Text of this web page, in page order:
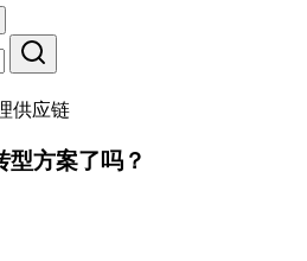
供应链
型方案了吗？